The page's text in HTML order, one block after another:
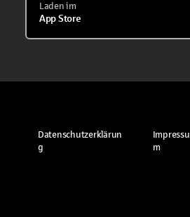
Laden im
App Store
Datenschutzerklärun
g
Impressu
m